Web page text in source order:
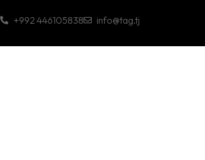
+992 446105838 info@tag.tj